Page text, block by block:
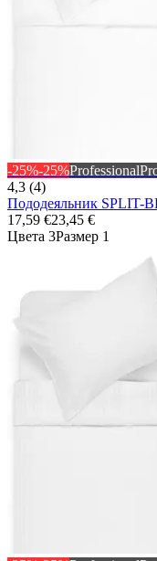
-25%-25%Professional
4,3 (4)
Пододеяльник SPLIT-
17,59 €23,45 €
Цвета 3Размер 1